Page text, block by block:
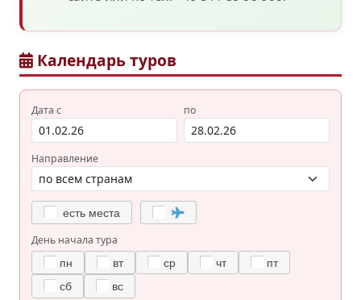
Календарь туров
Дата с по
Направление
есть места
День начала тура
пн вт ср чт
пт
сб
вс